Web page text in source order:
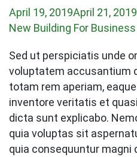
April 19, 2019April 21, 2019
New Building For
Sed ut perspiciatis unde
voluptatem accusantium
totam rem aperiam,
inventore veritatis et
dicta sunt explicabo.
quia voluptas sit
quia consequuntur magni